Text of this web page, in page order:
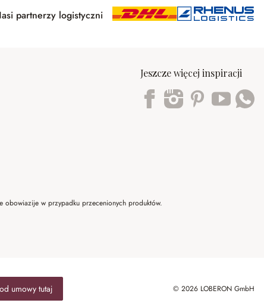
partnerzy logistyczni
Jeszcze więcej inspiracji
obowiazije w przypadku przecenionych produktów.
umowy tutaj © 2026 LOBERON GmbH